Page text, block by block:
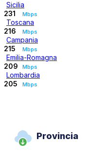
Sicilia
231
Mbps
Toscana
216
Mbps
Campania
215
Mbps
Emilia-Romagna
209
Mbps
Lombardia
205
Mbps
Provincia